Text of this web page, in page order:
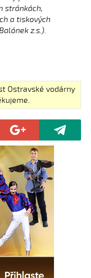
stránkách,
a tiskových
z.s.).
Ostravské vodárny